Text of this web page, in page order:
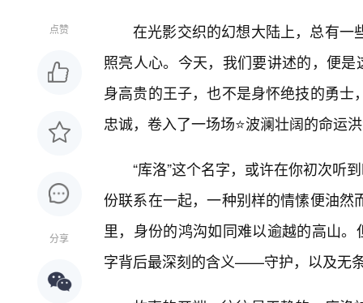
点赞
分享
在光影交织的幻想大陆上，总有一
照亮人心。今天，我们要讲述的，便
身高贵的王子，也不是身怀绝技的勇
忠诚，卷入了一场场⭐波澜壮阔的命运
“库洛”这个名字，或许在你初次听
份联系在一起，一种别样的情愫便油
里，身份的鸿沟如同难以逾越的高山
字背后最深刻的含义——守护，以及无